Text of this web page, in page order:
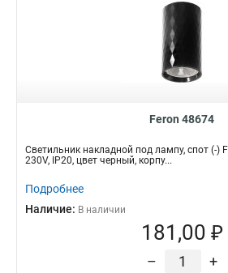
Feron 48674
Светильник накладной под лампу, спот (-)
230V, IP20, цвет черный, корпу...
Подробнее
Наличие: В наличии
181,00 ₽
– +